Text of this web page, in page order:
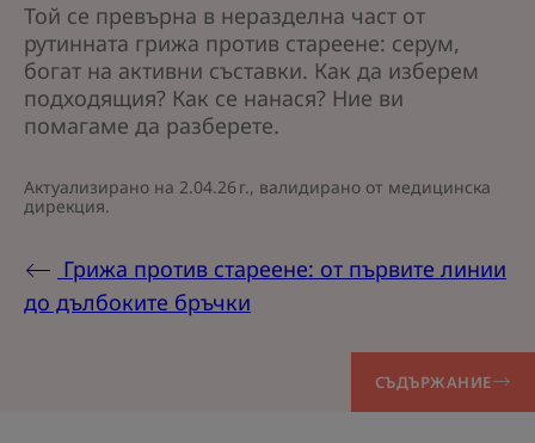
Той се превърна в неразделна част от
рутинната грижа против стареене: серум,
богат на активни съставки. Как да изберем
подходящия? Как се нанася? Ние ви
помагаме да разберете.
Актуализирано на 2.04.26 г., валидирано от медицинска
дирекция.
Грижа против стареене: от първите линии
до дълбоките бръчки
СЪДЪРЖАНИЕ